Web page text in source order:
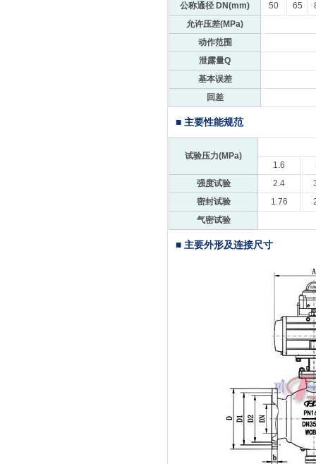
公称通径 DN(mm) 50 65
允许压差(MPa)
动作范围
泄露量Q
基本误差
回差
■ 主要性能规范
试验压力(MPa)
1.6
强度试验
2.4
密封试验
1.76
气密试验
■ 主要外形及连接尺寸